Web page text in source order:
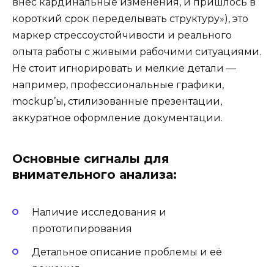
короткий срок переделывать структуру»), это
маркер стрессоустойчивости и реального
опыта работы с живыми рабочими ситуациями.
Не стоит игнорировать и мелкие детали —
например, профессиональные графики,
mockup’ы, стилизованные презентации,
аккуратное оформление документации.
Основные сигналы для
внимательного анализа:
Наличие исследования и
прототипирования
Детальное описание проблемы и её